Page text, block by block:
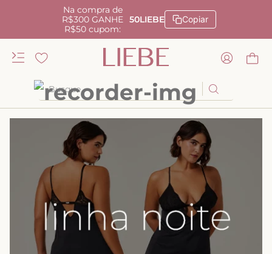
Na compra de
R$300 GANHE
R$50 cupom:
50LIEBE Copiar
Busque
TERMOS MAIS BUSCADOS
calcinha renda
anatomic
calcinha alta